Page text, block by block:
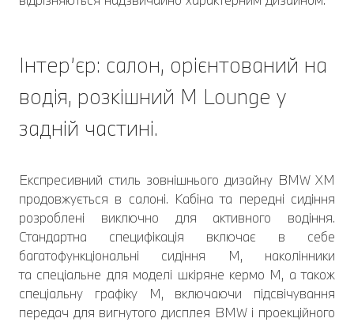
Інтер’єр: салон, орієнтований на
водія, розкішний M Lounge у
задній частині.
Експресивний стиль зовнішнього дизайну BMW XM
продовжується в салоні. Кабіна та передні сидіння
розроблені виключно для активного водіння.
Стандартна специфікація включає в себе
багатофункціональні сидіння M, наколінники
та спеціальне для моделі шкіряне кермо M, а також
спеціальну графіку M, включаючи підсвічування
передач для вигнутого дисплея BMW і проекційного